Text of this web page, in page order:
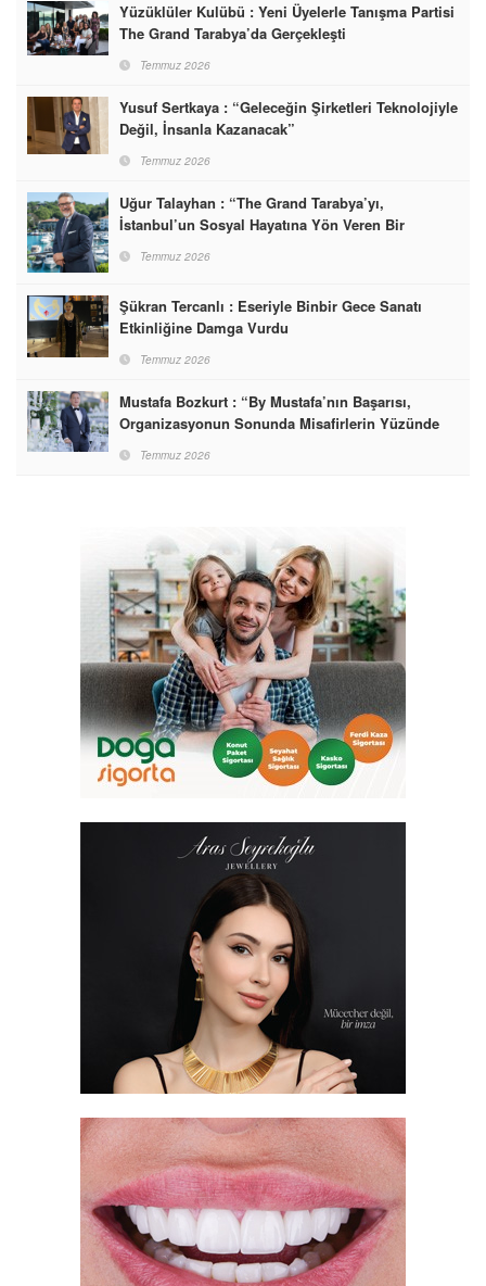
Yüzüklüler Kulübü : Yeni Üyelerle Tanışma Partisi
The Grand Tarabya’da Gerçekleşti
Temmuz 2026
Yusuf Sertkaya : “Geleceğin Şirketleri Teknolojiyle
Değil, İnsanla Kazanacak”
Temmuz 2026
Uğur Talayhan : “The Grand Tarabya’yı,
İstanbul’un Sosyal Hayatına Yön Veren Bir
Destinasyon Haline Getirmeyi Hedefliyorum”
Temmuz 2026
Şükran Tercanlı : Eseriyle Binbir Gece Sanatı
Etkinliğine Damga Vurdu
Temmuz 2026
Mustafa Bozkurt : “By Mustafa’nın Başarısı,
Organizasyonun Sonunda Misafirlerin Yüzünde
Gördüğümüz Mutluluktur”
Temmuz 2026